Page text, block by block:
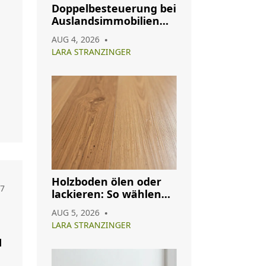
Doppelbesteuerung bei
Auslandsimmobilien
vermeiden: So nutzen
Sie Abkommen richtig
AUG 4, 2026
LARA STRANZINGER
Holzboden ölen oder
lackieren: So wählen
Oberflächenfinish
AUG 5, 2026
LARA STRANZINGER